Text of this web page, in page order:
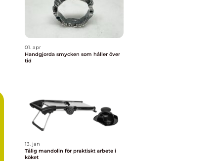
01. apr
Handgjorda smycken som håller över
tid
13. jan
Tålig mandolin för praktiskt arbete i
köket